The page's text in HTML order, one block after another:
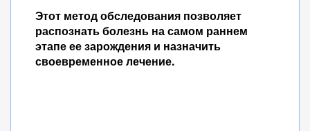
Этот метод обследования позволяет
распознать болезнь на самом раннем
этапе ее зарождения и назначить
своевременное лечение.